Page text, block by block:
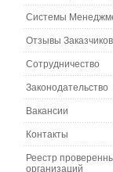
Системы
Отзывы Заказчиков
Сотрудничество
Законодательство
Вакансии
Контакты
Реестр
организаций